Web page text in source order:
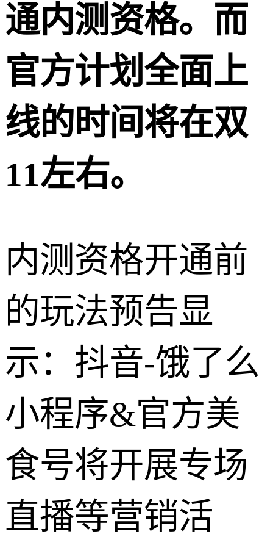
通内测资格。而
官方计划全面上
线的时间将在双
11左右。
内测资格开通前
的玩法预告显
示：抖音-饿了么
小程序&官方美
食号将开展专场
直播等营销活